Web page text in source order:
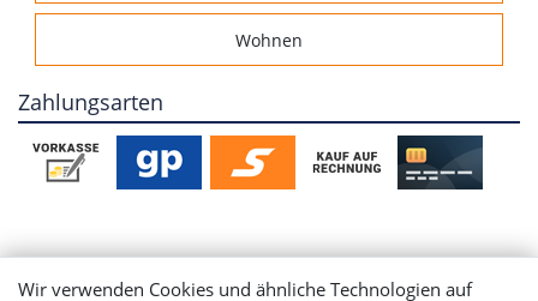
Wohnen
Zahlungsarten
Mein Konto
Wir verwenden Cookies und ähnliche Technologien auf